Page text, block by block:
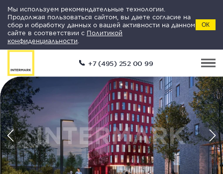
Мы используем рекомендательные технологии.
Продолжая пользоваться сайтом, вы даете согласие на
сбор и обработку данных о вашей активности на данном
сайте в соответствии с Политикой
конфиденциальности
ОК
+7 (495) 252 00 99